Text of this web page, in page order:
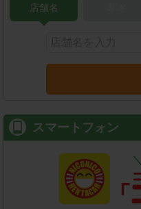
店舗名
スマートフォン